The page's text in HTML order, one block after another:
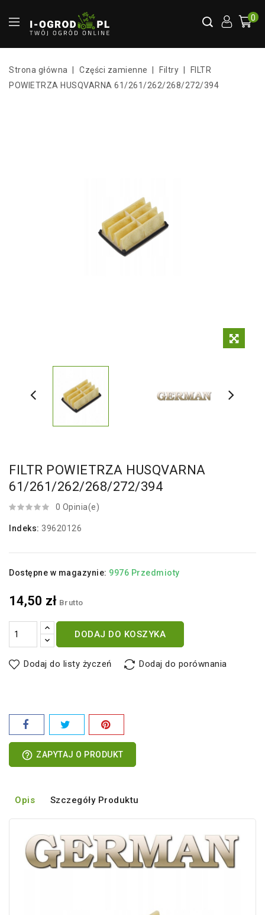
0
Strona główna Części zamienne Filtry
FILTR
POWIETRZA HUSQVARNA 61/261/262/268/272/394
FILTR POWIETRZA HUSQVARNA
61/261/262/268/272/394
0 Opinia(e)
Indeks: 39620126
Dostępne w magazynie: 9976 Przedmioty
14,50 zł Brutto
DODAJ DO KOSZYKA
Dodaj do listy życzeń Dodaj do porównania
help_outline ZAPYTAJ O PRODUKT
Opis Szczegóły Produktu